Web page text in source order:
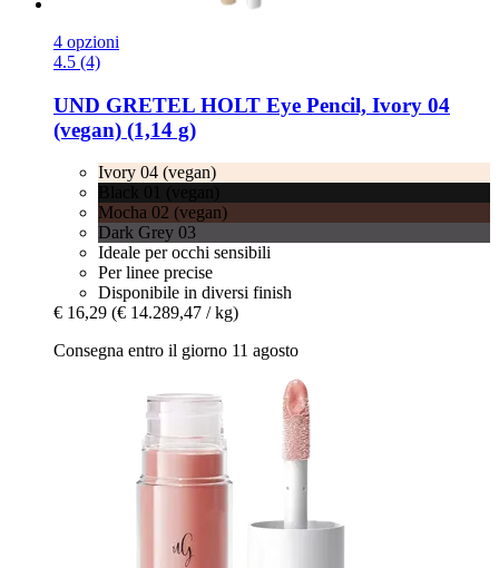
4 opzioni
4.5 (4)
UND GRETEL HOLT Eye Pencil, Ivory 04
(vegan) (1,14 g)
Ivory 04 (vegan)
Mocha 02 (vegan)
Dark Grey 03
Ideale per occhi sensibili
Per linee precise
Disponibile in diversi finish
€ 16,29 (€ 14.289,47 / kg)
Consegna entro il giorno 11 agosto